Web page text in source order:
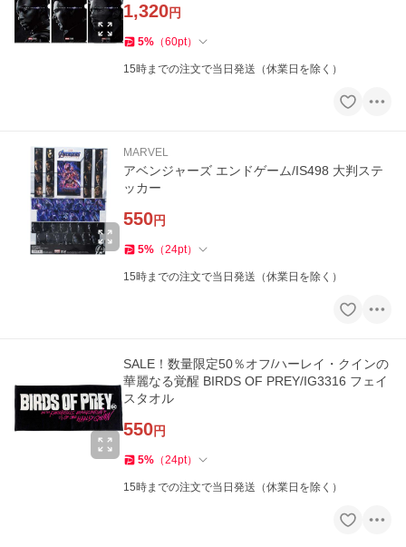
1,320円
5% （60pt）
15時までの注文で当日発送（休業日を除く）
MARVEL
アベンジャーズ エンドゲーム/IS498 大判ステ
ッカー
550円
5% （24pt）
15時までの注文で当日発送（休業日を除く）
SALE！数量限定50％オフ/ハーレイ・クインの
華麗なる覚醒 BIRDS OF PREY/IG3316 フェイ
スタオル
550円
5% （24pt）
15時までの注文で当日発送（休業日を除く）